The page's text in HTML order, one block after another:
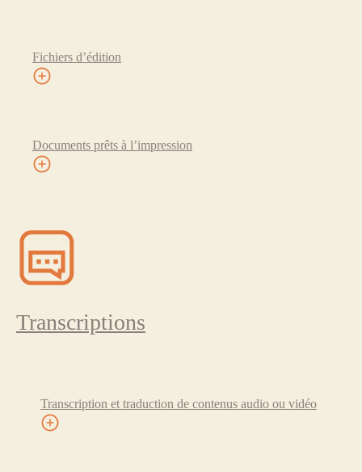
Fichiers d’édition
Documents prêts à l’impression
Transcriptions
Transcription et traduction de contenus audio ou vidéo